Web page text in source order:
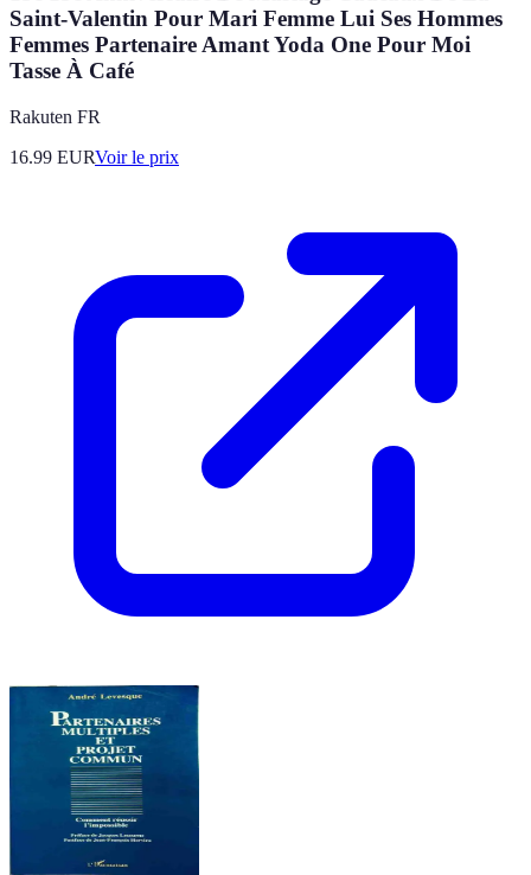
Saint-Valentin Pour Mari Femme Lui Ses Hommes
Femmes Partenaire Amant Yoda One Pour Moi
Tasse À Café
Rakuten FR
16.99 EURVoir le prix